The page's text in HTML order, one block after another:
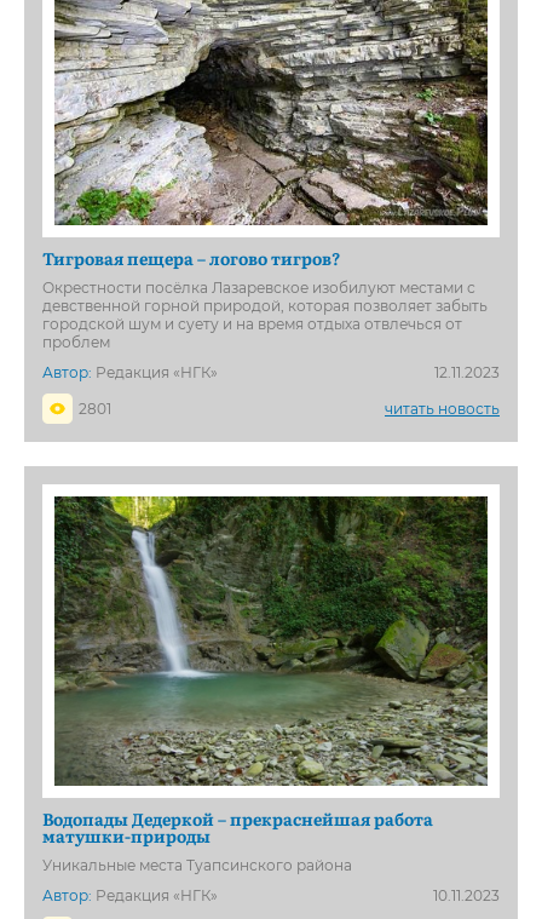
Тигровая пещера – логово тигров?
Окрестности посёлка Лазаревское изобилуют местами с
девственной горной природой, которая позволяет забыть
городской шум и суету и на время отдыха отвлечься от
проблем
Автор: Редакция «НГК»
12.11.2023
2801
читать новость
Водопады Дедеркой – прекраснейшая работа
матушки-природы
Уникальные места Туапсинского района
Автор: Редакция «НГК» 10.11.2023